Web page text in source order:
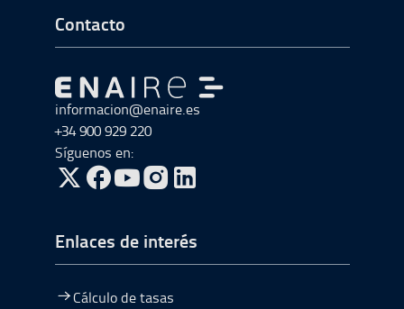
Ir a Inicio del Pie de página
Contacto
Ir a Ir al inicio
informacion@enaire.es
+34 900 929 220
Síguenos en:
ir a Twitter, abre en una nueva ventana
ir a Facebook, abre en una nueva ventana
ir a Youtube, abre en una nueva ventana
ir a Instagram, abre en una nueva
Enlaces de interés
Cálculo de tasas